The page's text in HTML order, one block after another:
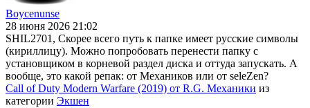
Boycenunse
28 июня 2026 21:02
SHIL2701, Скорее всего путь к папке имеет русские символы
(кириллицу). Можно попробовать перенести папку с
установщиком в корневой раздел диска и оттуда запускать. А
вообще, это какой репак: от Механиков или от seleZen?
Call of Duty Modern Warfare (2019) от R.G. Механики из
категории Экшен